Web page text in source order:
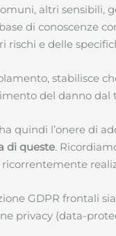
altri sensibili,
di conoscenze
rischi e delle
del danno
quindi l’onere di
di queste.
ricorrentemente
GDPR frontali
privacy (data-